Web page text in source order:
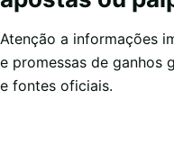
Atenção a informações
e promessas de ganhos
e fontes oficiais.